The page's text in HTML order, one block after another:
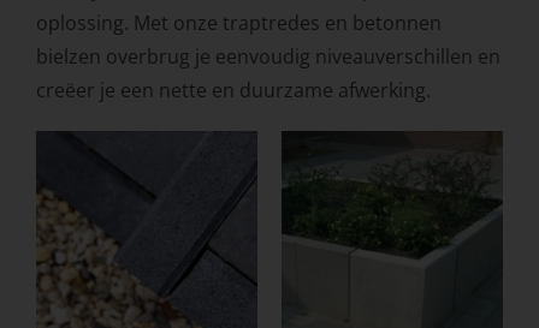
oplossing. Met onze traptredes en betonnen
bielzen overbrug je eenvoudig niveauverschillen en
creëer je een nette en duurzame afwerking.